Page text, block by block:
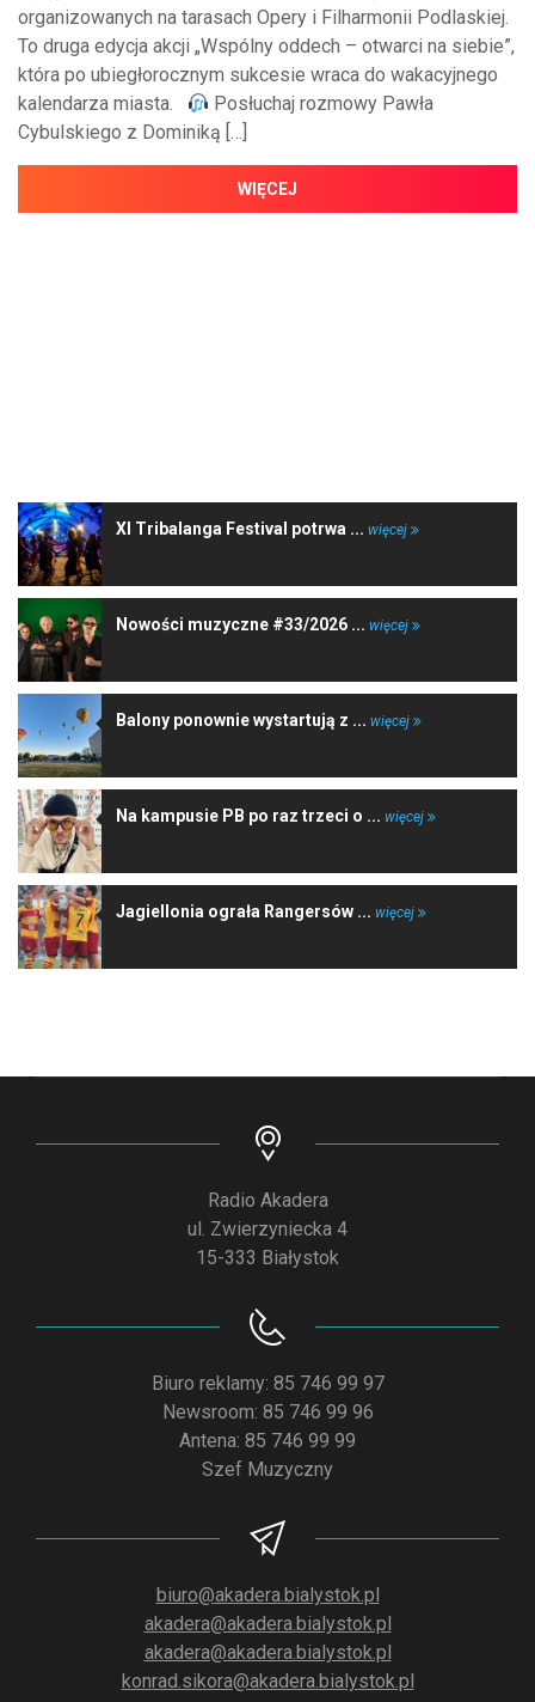
organizowanych na tarasach Opery i Filharmonii Podlaskiej.
To druga edycja akcji „Wspólny oddech – otwarci na siebie”,
która po ubiegłorocznym sukcesie wraca do wakacyjnego
kalendarza miasta.
Posłuchaj rozmowy Pawła
Cybulskiego z Dominiką […]
WIĘCEJ
XI Tribalanga Festival potrwa ... więcej
Nowości muzyczne #33/2026 ... więcej
Balony ponownie wystartują z ... więcej
Na kampusie PB po raz trzeci o ... więcej
Jagiellonia ograła Rangersów ... więcej
Radio Akadera
ul. Zwierzyniecka 4
15-333 Białystok
Biuro reklamy: 85 746 99 97
Newsroom: 85 746 99 96
Antena: 85 746 99 99
Szef Muzyczny
biuro@akadera.bialystok.pl
akadera@akadera.bialystok.pl
akadera@akadera.bialystok.pl
konrad.sikora@akadera.bialystok.pl